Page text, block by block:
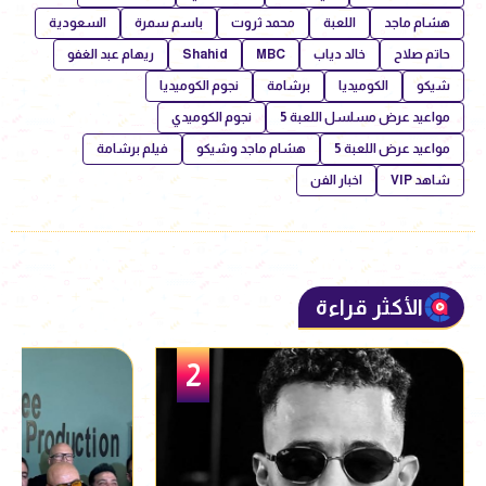
هشام ماجد اللعبة محمد ثروت باسم سمرة السعودية
حاتم صلاح خالد دياب MBC
Shahid ريهام عبد الغفو
شيكو الكوميديا برشامة نجوم الكوميديا
مواعيد عرض مسلسل اللعبة 5 نجوم الكوميدي
مواعيد عرض اللعبة 5 هشام ماجد وشيكو فيلم برشامة
شاهد VIP اخبار الفن
الأكثر قراءة
3